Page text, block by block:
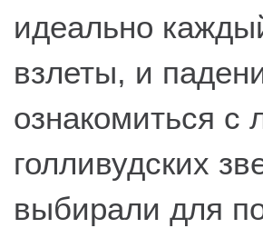
идеально
взлеты, и
ознакомиться
голливудских
выбирали для